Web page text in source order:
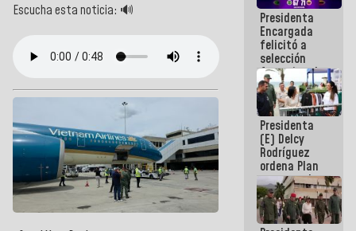
Escucha esta noticia: 🔊 Presidenta
Encargada
felicitó a
selección
femenina de
baloncesto
por su
clasificación
a la
AmeriCup
2027
Presidenta
(E) Delcy
Rodríguez
ordena Plan
maestro de
desarrollo
logístico y
turístico